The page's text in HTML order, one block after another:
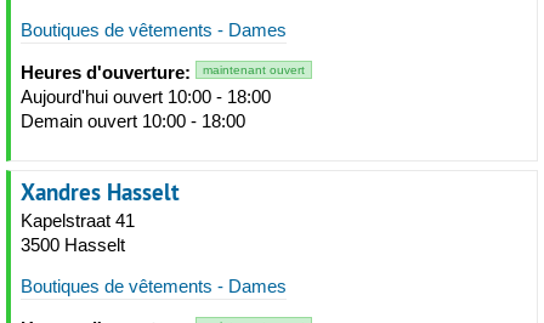
Boutiques de vêtements - Dames
Heures d'ouverture: maintenant ouvert
Aujourd'hui ouvert 10:00 - 18:00
Demain ouvert 10:00 - 18:00
Xandres Hasselt
Kapelstraat 41
3500 Hasselt
Boutiques de vêtements - Dames